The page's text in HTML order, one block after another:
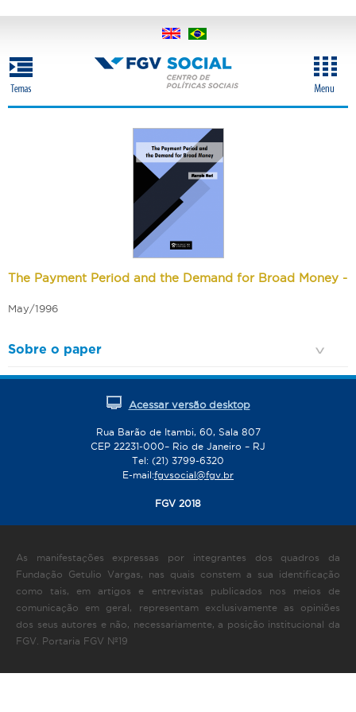
content
The Payment Period and the Demand for Broad Money -
May/1996
Sobre o paper
Acessar versão desktop
Rua Barão de Itambi, 60, Sala 807
CEP 22231-000– Rio de Janeiro – RJ
Tel: (21) 3799-6320
E-mail:fgvsocial@fgv.br
FGV 2018
As manifestações expressas por integrantes dos quadros da
Fundação Getulio Vargas, nas quais constem a sua identificação
como tais, em artigos e entrevistas publicados nos meios de
comunicação em geral, representam exclusivamente as opiniões
dos seus autores e não, necessariamente, a posição institucional da
FGV. Portaria FGV Nº19